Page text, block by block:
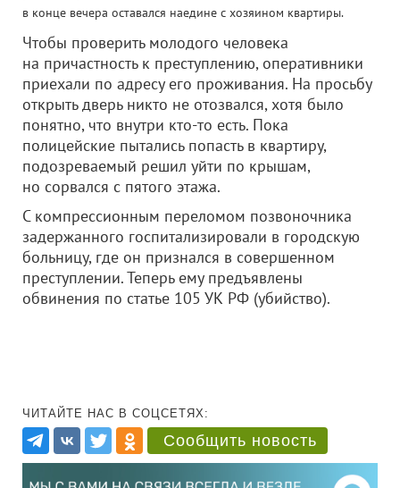
в конце вечера оставался наедине с хозяином квартиры.
Чтобы проверить молодого человека
на причастность к преступлению, оперативники
приехали по адресу его проживания. На просьбу
открыть дверь никто не отозвался, хотя было
понятно, что внутри кто-то есть. Пока
полицейские пытались попасть в квартиру,
подозреваемый решил уйти по крышам,
но сорвался с пятого этажа.
С компрессионным переломом позвоночника
задержанного госпитализировали в городскую
больницу, где он признался в совершенном
преступлении. Теперь ему предъявлены
обвинения по статье 105 УК РФ (убийство).
ЧИТАЙТЕ НАС В СОЦСЕТЯХ:
Сообщить новость